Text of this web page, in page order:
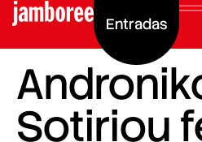
Entradas
Sotiriou